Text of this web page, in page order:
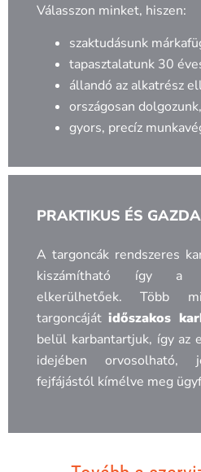
Válasszon minket, hiszen:
szaktudásunk
tapasztalatunk 30
állandó az alkatrész
országosan dolgozunk,
gyors, precíz
PRAKTIKUS ÉS
A targoncák rendszeres
kiszámítható így a
elkerülhetőek.
targoncájátidőszakos
belül karbantartjuk, így az
idejében orvosolható,
fejfájástól kímélve meg